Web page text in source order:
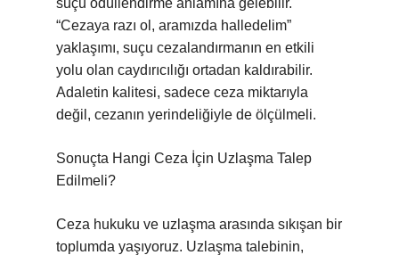
suçu ödüllendirme anlamına gelebilir.
“Cezaya razı ol, aramızda halledelim”
yaklaşımı, suçu cezalandırmanın en etkili
yolu olan caydırıcılığı ortadan kaldırabilir.
Adaletin kalitesi, sadece ceza miktarıyla
değil, cezanın yerindeliğiyle de ölçülmeli.
Sonuçta Hangi Ceza İçin Uzlaşma Talep
Edilmeli?
Ceza hukuku ve uzlaşma arasında sıkışan bir
toplumda yaşıyoruz. Uzlaşma talebinin,